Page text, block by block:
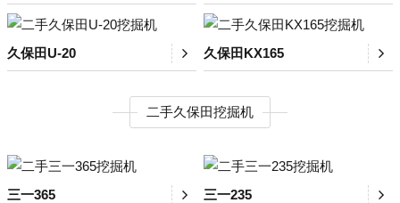
久保田U-20 久保田KX165
二手久保田挖掘机
三一365 三一235